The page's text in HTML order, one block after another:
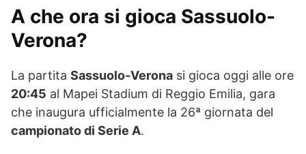
A che ora si gioca Sassuolo-
Verona?
La partita Sassuolo-Verona si gioca oggi alle ore
20:45 al Mapei Stadium di Reggio Emilia, gara
che inaugura ufficialmente la 26ª giornata del
campionato di Serie A.